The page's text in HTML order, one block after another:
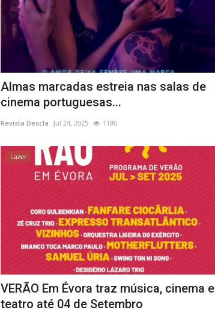
Almas marcadas estreia nas salas de
cinema portuguesas...
Revista Descla Jul 24, 2025 1186
Lazer
VERÃO Em Évora traz música, cinema e
teatro até 04 de Setembro